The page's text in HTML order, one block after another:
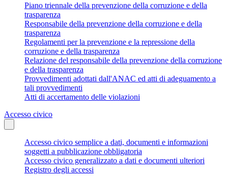
Piano triennale della prevenzione della corruzione e della
trasparenza
Responsabile della prevenzione della corruzione e della
trasparenza
Regolamenti per la prevenzione e la repressione della
corruzione e della trasparenza
Relazione del responsabile della prevenzione della corruzione
e della trasparenza
Provvedimenti adottati dall'ANAC ed atti di adeguamento a
tali provvedimenti
Atti di accertamento delle violazioni
Accesso civico
Accesso civico semplice a dati, documenti e informazioni
soggetti a pubblicazione obbligatoria
Accesso civico generalizzato a dati e documenti ulteriori
Registro degli accessi